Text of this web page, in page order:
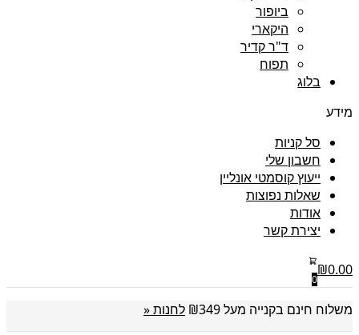
ביופור
היקארי
ד"ר קדיר
תפוח
בלוג
מידע
סל קניות
חשבון שלי
ייעוץ קוסמטי אונליין
שאלות נפוצות
אודות
יצירת קשר
₪0.00
0
משלוח חינם בקנייה מעל ₪349
לחנות «